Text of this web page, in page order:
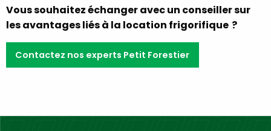
Vous souhaitez échanger avec un conseiller sur
les avantages liés à la location frigorifique ?
Contactez nos experts Petit Forestier